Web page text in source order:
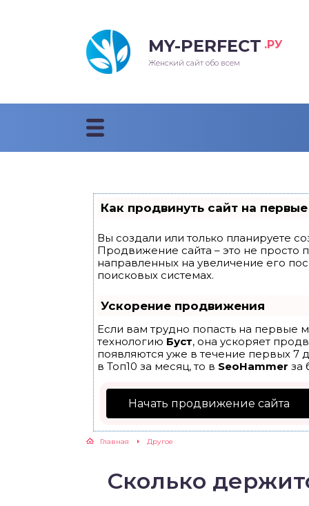
MY-PERFECT .РУ
Женский сайт обо всем
Как продвинуть сайт на
Вы создали или только планируете
Продвижение сайта – это не просто
направленных на увеличение его
поисковых системах.
Ускорение продвижения
Если вам трудно попасть на первые
технологию Буст, она ускоряет
появляются уже в течение первых 7
в Топ10 за месяц, то в SeoHammer за
Начать продвижение сайта
Главная Другое
Сколько
прически 2018
стрижки 2018